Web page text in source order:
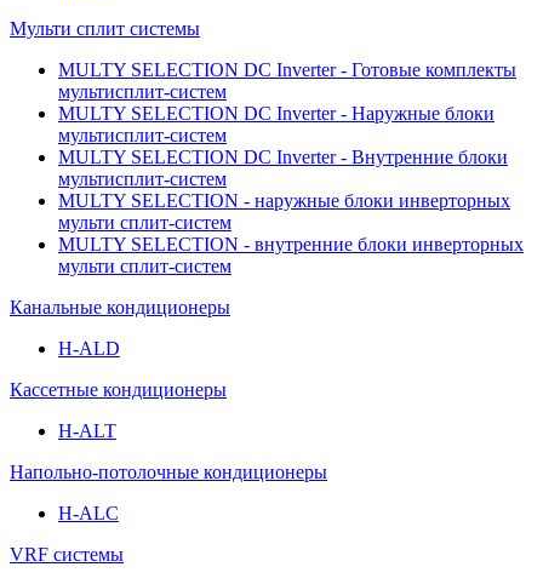
Мульти сплит системы
MULTY SELECTION DC Inverter - Готовые комплекты
мультисплит-систем
MULTY SELECTION DC Inverter - Наружные блоки
мультисплит-систем
MULTY SELECTION DC Inverter - Внутренние блоки
мультисплит-систем
MULTY SELECTION - наружные блоки инверторных
мульти сплит-систем
MULTY SELECTION - внутренние блоки инверторных
мульти сплит-систем
Канальные кондиционеры
H-ALD
Кассетные кондиционеры
H-ALT
Напольно-потолочные кондиционеры
H-ALC
VRF системы